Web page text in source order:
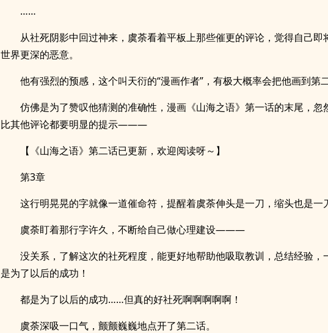
……
从社死阴影中回过神来，虞荼看着平板上那些催更的评论，觉得自己即
世界更深的恶意。
他有强烈的预感，这个叫天衍的“漫画作者”，有极大概率会把他画到第
仿佛是为了赞叹他猜测的准确性，漫画《山海之语》第一话的末尾，忽
比其他评论都要明显的提示———
【《山海之语》第二话已更新，欢迎阅读呀～】
第3章
这行明晃晃的字就像一道催命符，提醒着虞荼伸头是一刀，缩头也是一
虞荼盯着那行字许久，不断给自己做心理建设———
没关系，了解这次的社死程度，能更好地帮助他吸取教训，总结经验，
是为了以后的成功！
都是为了以后的成功……但真的好社死啊啊啊啊啊！
虞荼深吸一口气，颤颤巍巍地点开了第二话。